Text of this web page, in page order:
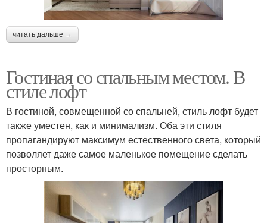
читать дальше →
Гостиная со спальным местом. В
стиле лофт
В гостиной, совмещенной со спальней, стиль лофт будет
также уместен, как и минимализм. Оба эти стиля
пропагандируют максимум естественного света, который
позволяет даже самое маленькое помещение сделать
просторным.